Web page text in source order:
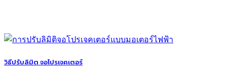
วิธีปรับลิมิต จอโปรเจคเตอร์